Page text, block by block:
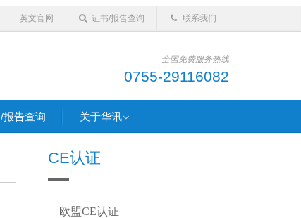
英文官网 证书/报告查询 联系我们
全国免费服务热线
0755-29116082
报告查询 关于华讯
CE认证
欧盟CE认证